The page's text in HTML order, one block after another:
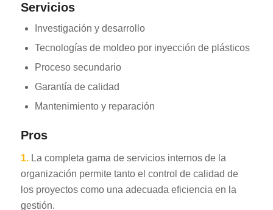
Servicios
Investigación y desarrollo
Tecnologías de moldeo por inyección de plásticos
Proceso secundario
Garantía de calidad
Mantenimiento y reparación
Pros
1. La completa gama de servicios internos de la
organización permite tanto el control de calidad de
los proyectos como una adecuada eficiencia en la
gestión.